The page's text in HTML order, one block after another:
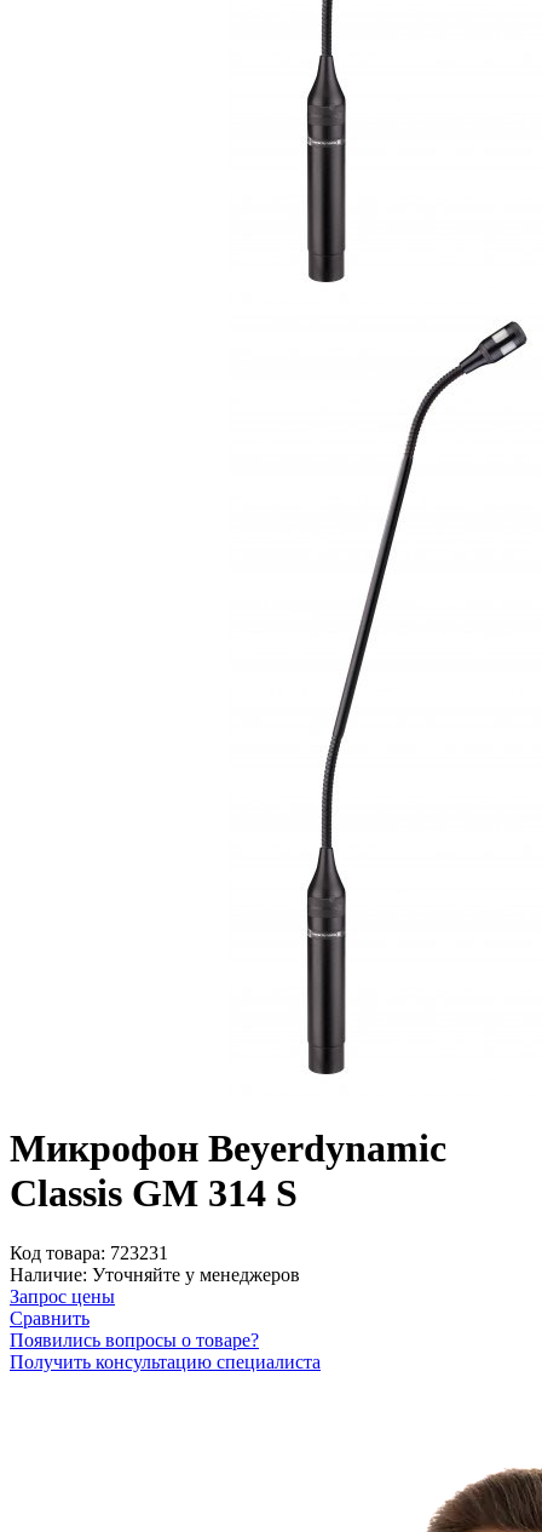
Микрофон Beyerdynamic
Classis GM 314 S
Код товара: 723231
Наличие: Уточняйте у менеджеров
Запрос цены
Сравнить
Появились вопросы о товаре?
Получить консультацию специалиста